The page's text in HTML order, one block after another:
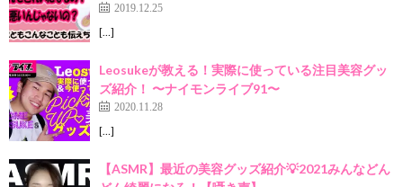
2019.12.25
[…]
Leosukeが教える！実際に使っている注目美容グッ
ズ紹介！ 〜ナイモンライブ91〜
2020.11.28
[…]
【ASMR】最近の美容グッズ紹介💡2021みんなどん